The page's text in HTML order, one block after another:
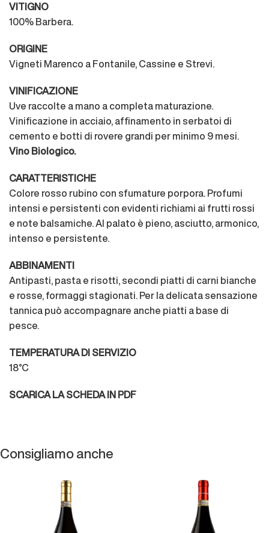
VITIGNO
100% Barbera.
ORIGINE
Vigneti Marenco a Fontanile, Cassine e Strevi.
VINIFICAZIONE
Uve raccolte a mano a completa maturazione.
Vinificazione in acciaio, affinamento in serbatoi di
cemento e botti di rovere grandi per minimo 9 mesi.
Vino Biologico.
CARATTERISTICHE
Colore rosso rubino con sfumature porpora. Profumi
intensi e persistenti con evidenti richiami ai frutti rossi
e note balsamiche. Al palato è pieno, asciutto, armonico,
intenso e persistente.
ABBINAMENTI
Antipasti, pasta e risotti, secondi piatti di carni bianche
e rosse, formaggi stagionati. Per la delicata sensazione
tannica può accompagnare anche piatti a base di
pesce.
TEMPERATURA DI SERVIZIO
18°C
SCARICA LA SCHEDA IN PDF
Consigliamo anche